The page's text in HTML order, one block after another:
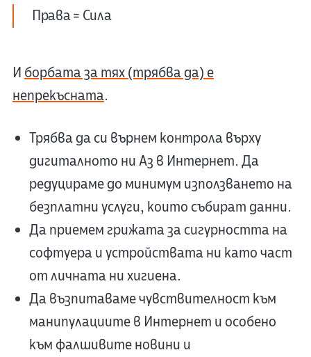
Права = Сила
И борбата за тях (трябва да) е
непрекъсната.
Трябва да си върнем контрола върху
дигиталното ни Аз в Интернет. Да
редуцираме до минимум използването на
безплатни услуги, които събират данни.
Да приемем грижата за сигурността на
софтуера и устройствата ни като част
от личната ни хигиена.
Да възпитаваме чувствителност към
манипулациите в Интернет и особено
към фалшивите новини и